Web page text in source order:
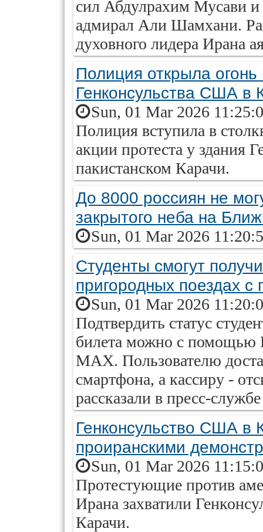
сил Абдулрахим Мусави и
адмирал Али Шамхани.
духовного лидера Ирана
Полиция открыла
Генконсульства США в
Sun, 01 Mar 2026
Полиция вступила в
акции протеста у здания
пакистанском Карачи.
До 8000 россиян не
закрытого неба на
Sun, 01 Mar 2026
Студенты смогут
пригородных поездах
Sun, 01 Mar 2026
Подтвердить статус
билета можно с помощью
MAX. Пользователю
смартфона, а кассиру -
рассказали в пресс-
Генконсульство США в
проиранскими
Sun, 01 Mar 2026
Протестующие против
Ирана захватили
Карачи.